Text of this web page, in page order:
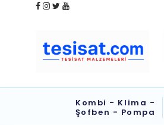
Kombi - Klima -
Şofben - Pompa